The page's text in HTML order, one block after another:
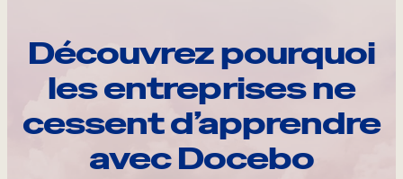
Découvrez pourquoi
les entreprises ne
cessent d’apprendre
avec Docebo